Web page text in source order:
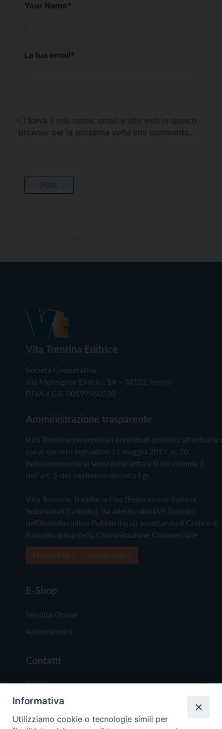
Your Name*
La tua email*
Salva il mio nome, email e sito web in questo
browser per la prossima volta che commento.
Vita Trentina Editrice
Società Cooperativa
Via Monsignor Endrici, 14 – 38122 Trento
P.IVA e C.F. 00199960220
Amministrazione trasparente
Vita Trentina percepisce i contributi pubblici all'editoria
cui al decreto legislativo 15 maggio 2017, n. 70.
Indicazione resa ai sensi della lettera f) del comma 2
dell'art. 5 del medesimo decreto Lgs.
Vita Trentina, tramite la Fisc (Federazione Italiana
Settimanali Cattolici), ha aderito allo IAP (Istituto
dell'Autodisciplina Pubblicitaria) accettando il Codice di
Autodisciplina della Comunicazione Commerciale
E-Shop
Vendita Online
Abbonamenti
Contatti
Chi Siamo
Redazione
Scrivici
Informativa
Utilizziamo cookie o tecnologie simili per